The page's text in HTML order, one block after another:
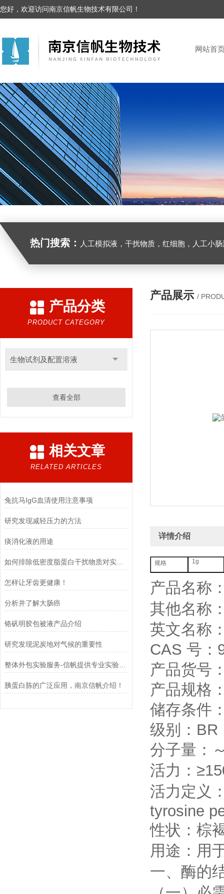
您好，欢迎访问南京信帆生物技术有限公司！
网站首
热门搜索： 人工模拟液，干扰物质，红细胞，人工小
产品分类
PRODUCT CATEGORY
生物试剂及配置溶液
查看全部
相关文章
RELATED ARTICLES
兔抗马IgG血清使用注意事项
研究发现减轻压力的方法
痰消化液的用途
怎样让牙齿更健康！
分析并了解大肠癌
​铬矾明胶包被液产品介绍
研究发现泥炭地对气候的重要性
整体外包实验服务-信帆提供专业实验服务！
胰蛋白胨的广泛应用，南京信帆介绍！
产品展示 /
详情介绍
规格 1g
产品名称
其他名称
英文名称
CAS 号：
产品货号
产品规格
储存条件
级别：BR
分子量：
活力：
活力定义
tyrosine
性状：棕
用途：用
一、酶的